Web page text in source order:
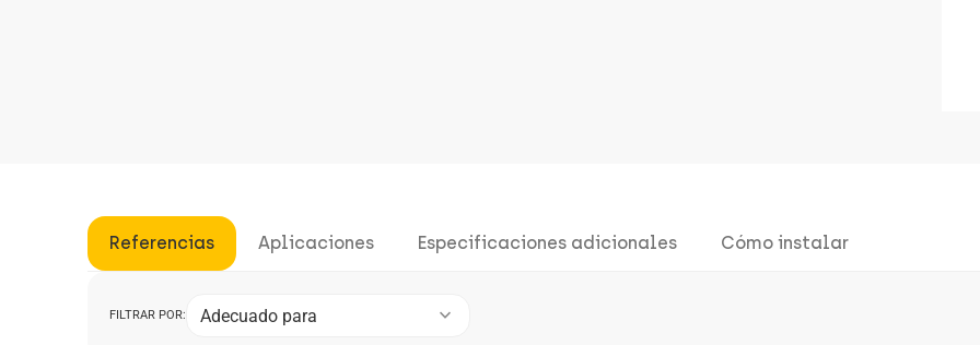
Referencias Aplicaciones Especificaciones adicionales Cómo instalar
FILTRAR POR: Adecuado para keyboard_arrow_down